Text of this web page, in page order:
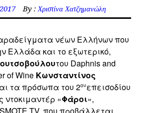
By : Χριστίνα Χατζημανώλη
νέων Ελλήνων που
Ελλάδα και το εξωτερικό,
του Daphnis and
of Wine Κωνσταντίνος
τα πρόσωπα του 2ουεπεισοδίου
ντοκιμαντέρ «Φάροι»,